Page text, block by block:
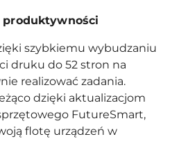
szybkiemu wybudzaniu
druku do 52 stron na
realizować zadania.
dzięki aktualizacjom
FutureSmart,
flotę urządzeń w